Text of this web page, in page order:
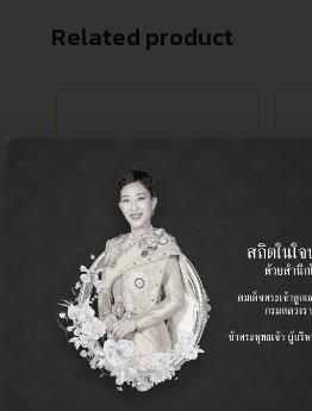
Related product
ลูกหมากคันชักขวา-ลูก
หมากคันชักซ้าย
Tie Rod End / ลูกหมากคันชัก
ลูก